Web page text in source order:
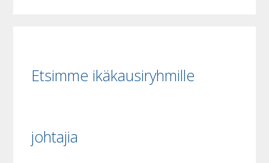
Etsimme ikäkausiryhmille
johtajia